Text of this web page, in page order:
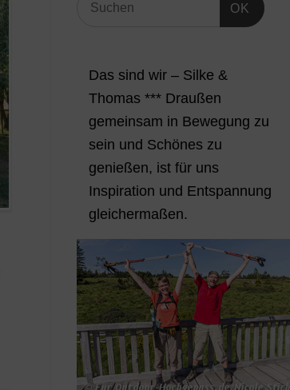
OK
Das sind wir – Silke &
Thomas *** Draußen
gemeinsam in Bewegung zu
sein und Schönes zu
genießen, ist für uns
Inspiration und Entspannung
gleichermaßen.